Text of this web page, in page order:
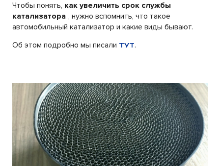
Чтобы понять, как увеличить срок службы
катализатора , нужно вспомнить, что такое
автомобильный катализатор и какие виды бывают.
Об этом подробно мы писали ТУТ.